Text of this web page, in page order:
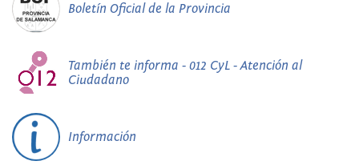
Boletín Oficial de la Provincia
También te informa - 012 CyL - Atención al
Ciudadano
Información